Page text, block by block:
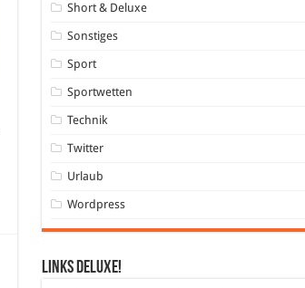
Short & Deluxe
Sonstiges
Sport
Sportwetten
Technik
Twitter
Urlaub
Wordpress
Links DeLuXe!